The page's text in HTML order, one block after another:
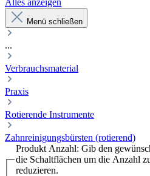
Alles anzeigen
Menü schließen
...
Verbrauchsmaterial
Praxis
Rotierende Instrumente
Zahnreinigungsbürsten (rotierend)
Produkt Anzahl: Gib den
die Schaltflächen um die Anzahl
reduzieren.